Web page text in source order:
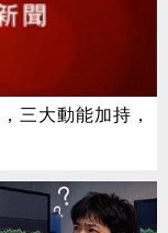
三大動能加持，